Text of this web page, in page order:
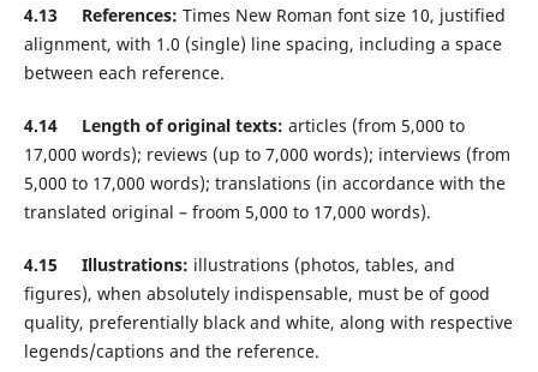
4.13 References: Times New Roman font size 10, justified
alignment, with 1.0 (single) line spacing, including a space
between each reference.
4.14 Length of original texts: articles (from 5,000 to
17,000 words); reviews (up to 7,000 words); interviews (from
5,000 to 17,000 words); translations (in accordance with the
translated original – froom 5,000 to 17,000 words).
4.15 Illustrations: illustrations (photos, tables, and
figures), when absolutely indispensable, must be of good
quality, preferentially black and white, along with respective
legends/captions and the reference.